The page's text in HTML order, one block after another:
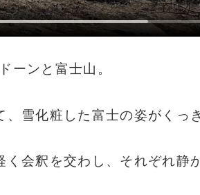
ーンと富士山。
雪化粧した富士の姿がくっ
会釈を交わし、それぞれ静